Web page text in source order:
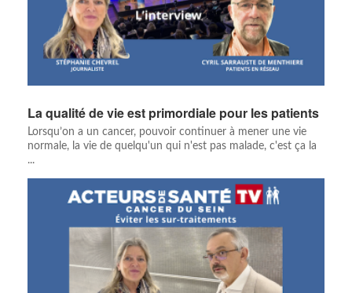
La qualité de vie est primordiale pour les patients
Lorsqu’on a un cancer, pouvoir continuer à mener une vie
normale, la vie de quelqu'un qui n'est pas malade, c'est ça la
...